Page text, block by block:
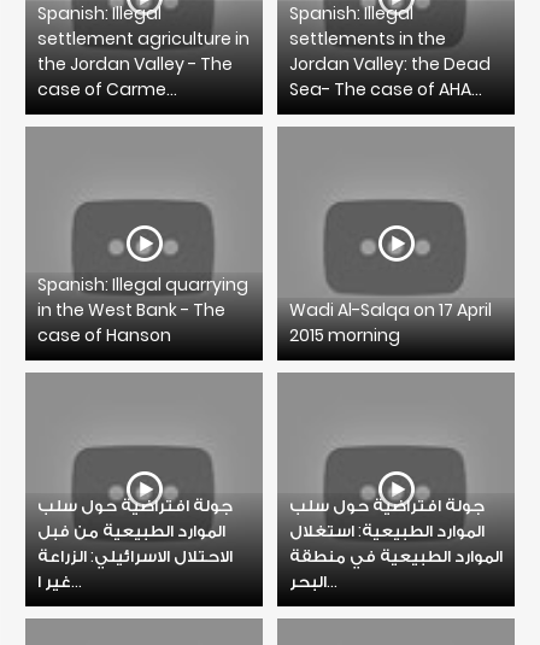
Spanish: Illegal
settlement agriculture in
the Jordan Valley - The
case of Carme...
Spanish: Illegal
settlements in the
Jordan Valley: the Dead
Sea- The case of AHA...
Spanish: Illegal quarrying
in the West Bank - The
case of Hanson
Wadi Al-Salqa on 17 April
2015 morning
جولة افتراضية حول سلب
الموارد الطبيعية من فبل
الاحتلال الاسرائيلي: الزراعة
غير ا...
جولة افتراضية حول سلب
الموارد الطبيعية: استغلال
الموارد الطبيعية في منطقة
البحر...